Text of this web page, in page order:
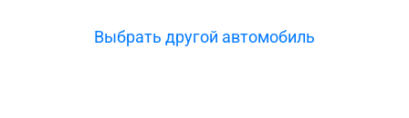
Выбрать другой автомобиль